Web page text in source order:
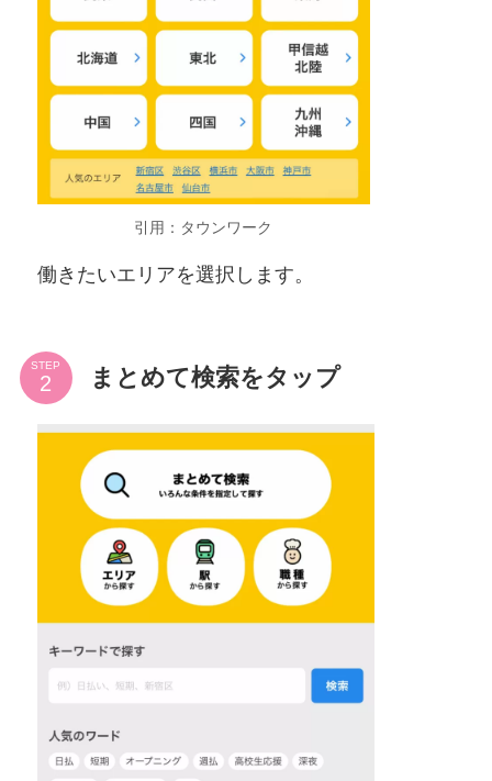
引用：タウンワーク
働きたいエリアを選択します。
STEP まとめて検索をタップ